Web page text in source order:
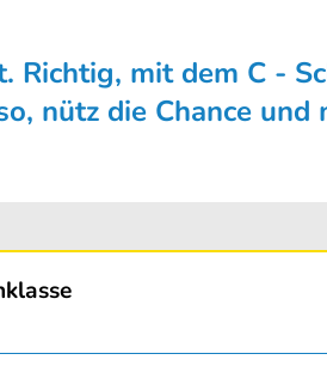
Richtig, mit dem C -
nütz die Chance und